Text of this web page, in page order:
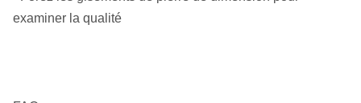
examiner la qualité